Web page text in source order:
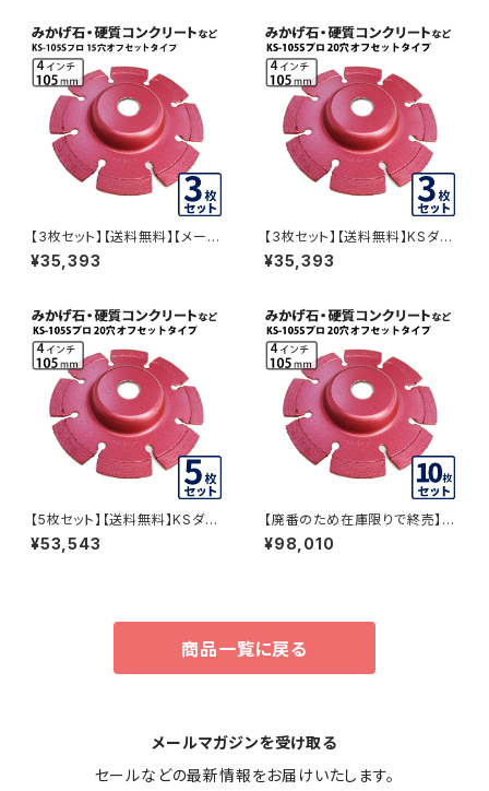
ト 水平切断 KS-105SPRO-OF
15
ット 水平切断 KS-105SPRO-
OF20
【3枚セット】【送料無料】【メーカ
ー廃番の為在庫品限り】KSダイ
ヤセグメント KS-105Sプロ 15
f15) ダイヤモンドカッター 刃キ
ワ切り コーナーカット 水平切断
KS-105SPRO-OF15-03
¥35,393
【3枚セット】【送料無料】KSダイ
ヤセグメント KS-105Sプロ 20
穴 内径20mm オフセットタイプ
ワ切り コーナーカット 水平切断
KS-105SPRO-OF20-03
¥35,393
【5枚セット】【送料無料】KSダイ
ヤセグメント KS-105Sプロ 20
穴 内径20mm オフセットタイプ
¥53,543
【廃番のため在庫限りで終売】【1
0枚セット】【送料無料】KSダイヤ
セグメント KS-105Sプロ 20穴
¥98,010
商品一覧に戻る
メールマガジンを受け取る
セールなどの最新情報をお届けいたします。